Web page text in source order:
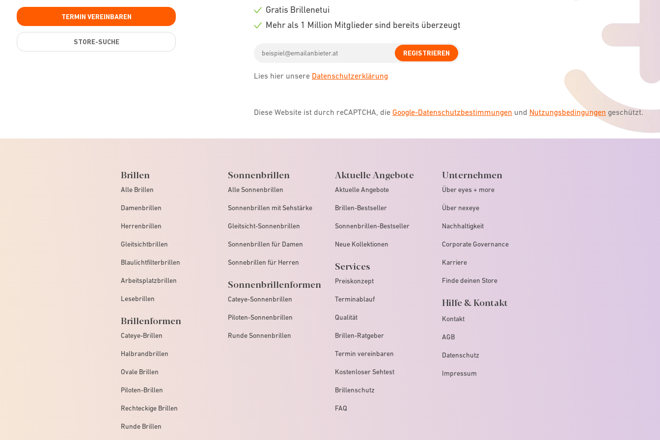
TERMIN VEREINBAREN
STORE-SUCHE
Check
Check
Gratis Brillenetui
Mehr als 1 Million Mitglieder sind bereits überzeugt
address
REGISTRIEREN
Lies hier unsere Datenschutzerklärung
Diese Website ist durch reCAPTCHA, die Google-Datenschutzbestimmungen und Nutzungsbedingungen geschützt.
Brillen
Alle Brillen
Damenbrillen
Herrenbrillen
Gleitsichtbrillen
Blaulichtfilterbrillen
Arbeitsplatzbrillen
Lesebrillen
Brillenformen
Cateye-Brillen
Halbrandbrillen
Ovale Brillen
Piloten-Brillen
Rechteckige Brillen
Runde Brillen
Sonnenbrillen
Alle Sonnenbrillen
Sonnenbrillen mit Sehstärke
Gleitsicht-Sonnenbrillen
Sonnenbrillen für Damen
Sonnebrillen für Herren
Sonnenbrillenformen
Cateye-Sonnenbrillen
Piloten-Sonnenbrillen
Runde Sonnenbrillen
Aktuelle Angebote
Aktuelle Angebote
Brillen-Bestseller
Sonnenbrillen-Bestseller
Neue Kollektionen
Services
Preiskonzept
Terminablauf
Qualität
Brillen-Ratgeber
Termin vereinbaren
Kostenloser Sehtest
Brillenschutz
FAQ
Unternehmen
Über eyes + more
Über nexeye
Nachhaltigkeit
Corporate Governance
Karriere
Finde deinen Store
Hilfe & Kontakt
Kontakt
AGB
Datenschutz
Impressum